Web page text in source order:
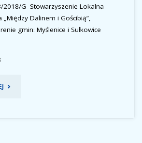
JEGO
WALORÓW"
2018/G Stowarzyszenie Lokalna
„Między Dalinem i Gościbią”,
gmin: Myślenice i Sułkowice
"OGŁOSZENIE